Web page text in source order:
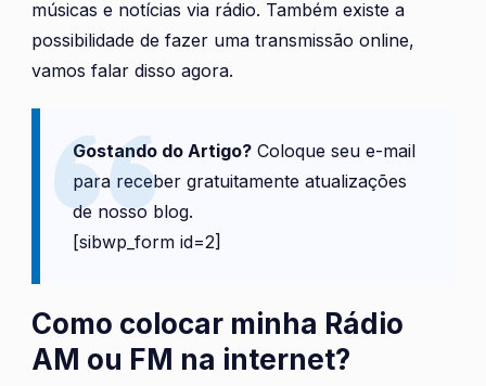
músicas e notícias via rádio. Também existe a
possibilidade de fazer uma transmissão online,
vamos falar disso agora.
Gostando do Artigo? Coloque seu e-mail
para receber gratuitamente atualizações
de nosso blog.
[sibwp_form id=2]
Como colocar minha Rádio
AM ou FM na internet?